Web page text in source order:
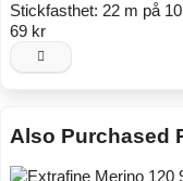
Stickfasthet: 22 m på
69 kr
Also Purchased